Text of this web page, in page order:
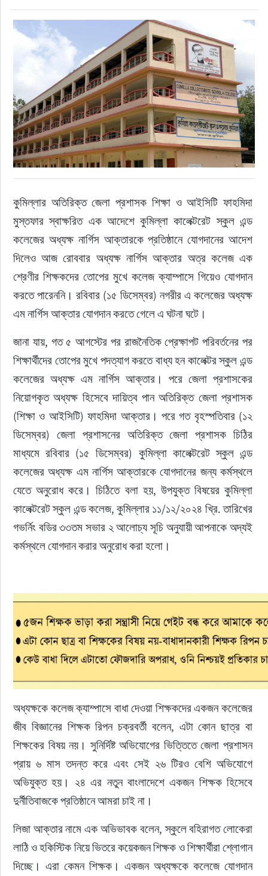
রাজনীতি
আলোচিত সংবাদ
ই-পেপার
অন্যান্য
কুমিল্লার অতিরিক্ত জেলা প্রশাসক শিক্ষা ও আইসিটি ফাহমিদা
মুস্তফার স্বাক্ষরিত এক আদেশে কুমিল্লা কালেক্টরেট স্কুল এন্ড
কলেজের অধ্যক্ষ নার্গিস আক্তারকে প্রতিষ্ঠানে যোগদানের আদেশ
দিলেও আজ রোববার অধ্যক্ষ নার্গিস আক্তার অত্র কলেজ এক
শ্রেণীর শিক্ষকদের তোপের মুখে কলেজ ক্যাম্পাসে গিয়েও যোগদান
করতে পারেননি। রবিবার (১৫ ডিসেম্বর) নগরীর এ কলেজের অধ্যক্ষ
এম নার্গিস আক্তার যোগদান করতে গেলে এ ঘটনা ঘটে।
জানা যায়, গত ৫ আগস্টের পর রাজনৈতিক প্রেক্ষাপট পরিবর্তনের পর
শিক্ষার্থীদের তোপের মুখে পদত্যাগ করতে বাধ্য হন কালেক্টর স্কুল এন্ড
কলেজের অধ্যক্ষ এম নার্গিস আক্তার। পরে জেলা প্রশাসকের
নিয়োগকৃত অধ্যক্ষ হিসেবে দায়িত্ব পান অতিরিক্ত জেলা প্রশাসক
(শিক্ষা ও আইসিটি) ফাহমিদা আক্তার। পরে গত বৃহস্পতিবার (১২
ডিসেম্বর) জেলা প্রশাসনের অতিরিক্ত জেলা প্রশাসক চিঠির
মাধ্যমে রবিবার (১৫ ডিসেম্বর) কুমিল্লা কালেক্টরেট স্কুল এন্ড
কলেজের অধ্যক্ষ এম নার্গিস আক্তারকে যোগদানের জন্য কর্মস্থলে
যেতে অনুরোধ করে। চিঠিতে বলা হয়, উপযুক্ত বিষয়ের কুমিল্লা
কালেক্টরেট স্কুল এন্ড কলেজ, কুমিল্লার ১১/১২/২০২৪ খ্রি. তারিখের
গভর্নিং বডির ৩৩তম সভার ২ আলোচ্য সূচি অনুযায়ী আপনাকে অদ্যই
কর্মস্থলে যোগদান করার অনুরোধ করা হলো।
অধ্যক্ষকে কলেজ ক্যাম্পাসে বাধা দেওয়া শিক্ষকদের একজন কলেজের
জীব বিজ্ঞানের শিক্ষক রিপন চক্রবর্তী বলেন, এটা কোন ছাত্র বা
শিক্ষকের বিষয় নয়। সুনির্দিষ্ট অভিযোগের ভিত্তিতে জেলা প্রশাসন
প্রায় ৬ মাস তদন্ত করে এবং সেই ২৬ টিরও বেশি অভিযোগে
অভিযুক্ত হয়। ২৪ এর নতুন বাংলাদেশে একজন শিক্ষক হিসেবে
দুর্নীতিবাজকে প্রতিষ্ঠানে আমরা চাই না।
লিজা আক্তার নামে এক অভিভাবক বলেন, স্কুলে বহিরাগত লোকেরা
লাঠি ও হকিস্টিক নিয়ে ভিতরে কয়েকজন শিক্ষক ও শিক্ষার্থীরা শ্লোগান
দিচ্ছে। এরা কেমন শিক্ষক। একজন অধ্যক্ষকে কলেজে যোগদান